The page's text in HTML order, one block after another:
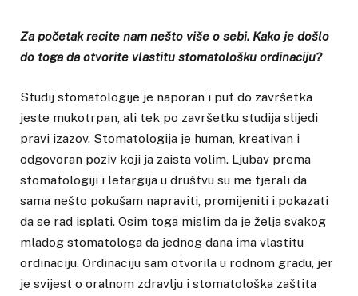
Za početak recite nam nešto više o sebi. Kako je došlo
do toga da otvorite vlastitu stomatološku ordinaciju?
Studij stomatologije je naporan i put do završetka
jeste mukotrpan, ali tek po završetku studija slijedi
pravi izazov. Stomatologija je human, kreativan i
odgovoran poziv koji ja zaista volim. Ljubav prema
stomatologiji i letargija u društvu su me tjerali da
sama nešto pokušam napraviti, promijeniti i pokazati
da se rad isplati. Osim toga mislim da je želja svakog
mladog stomatologa da jednog dana ima vlastitu
ordinaciju. Ordinaciju sam otvorila u rodnom gradu, jer
je svijest o oralnom zdravlju i stomatološka zaštita